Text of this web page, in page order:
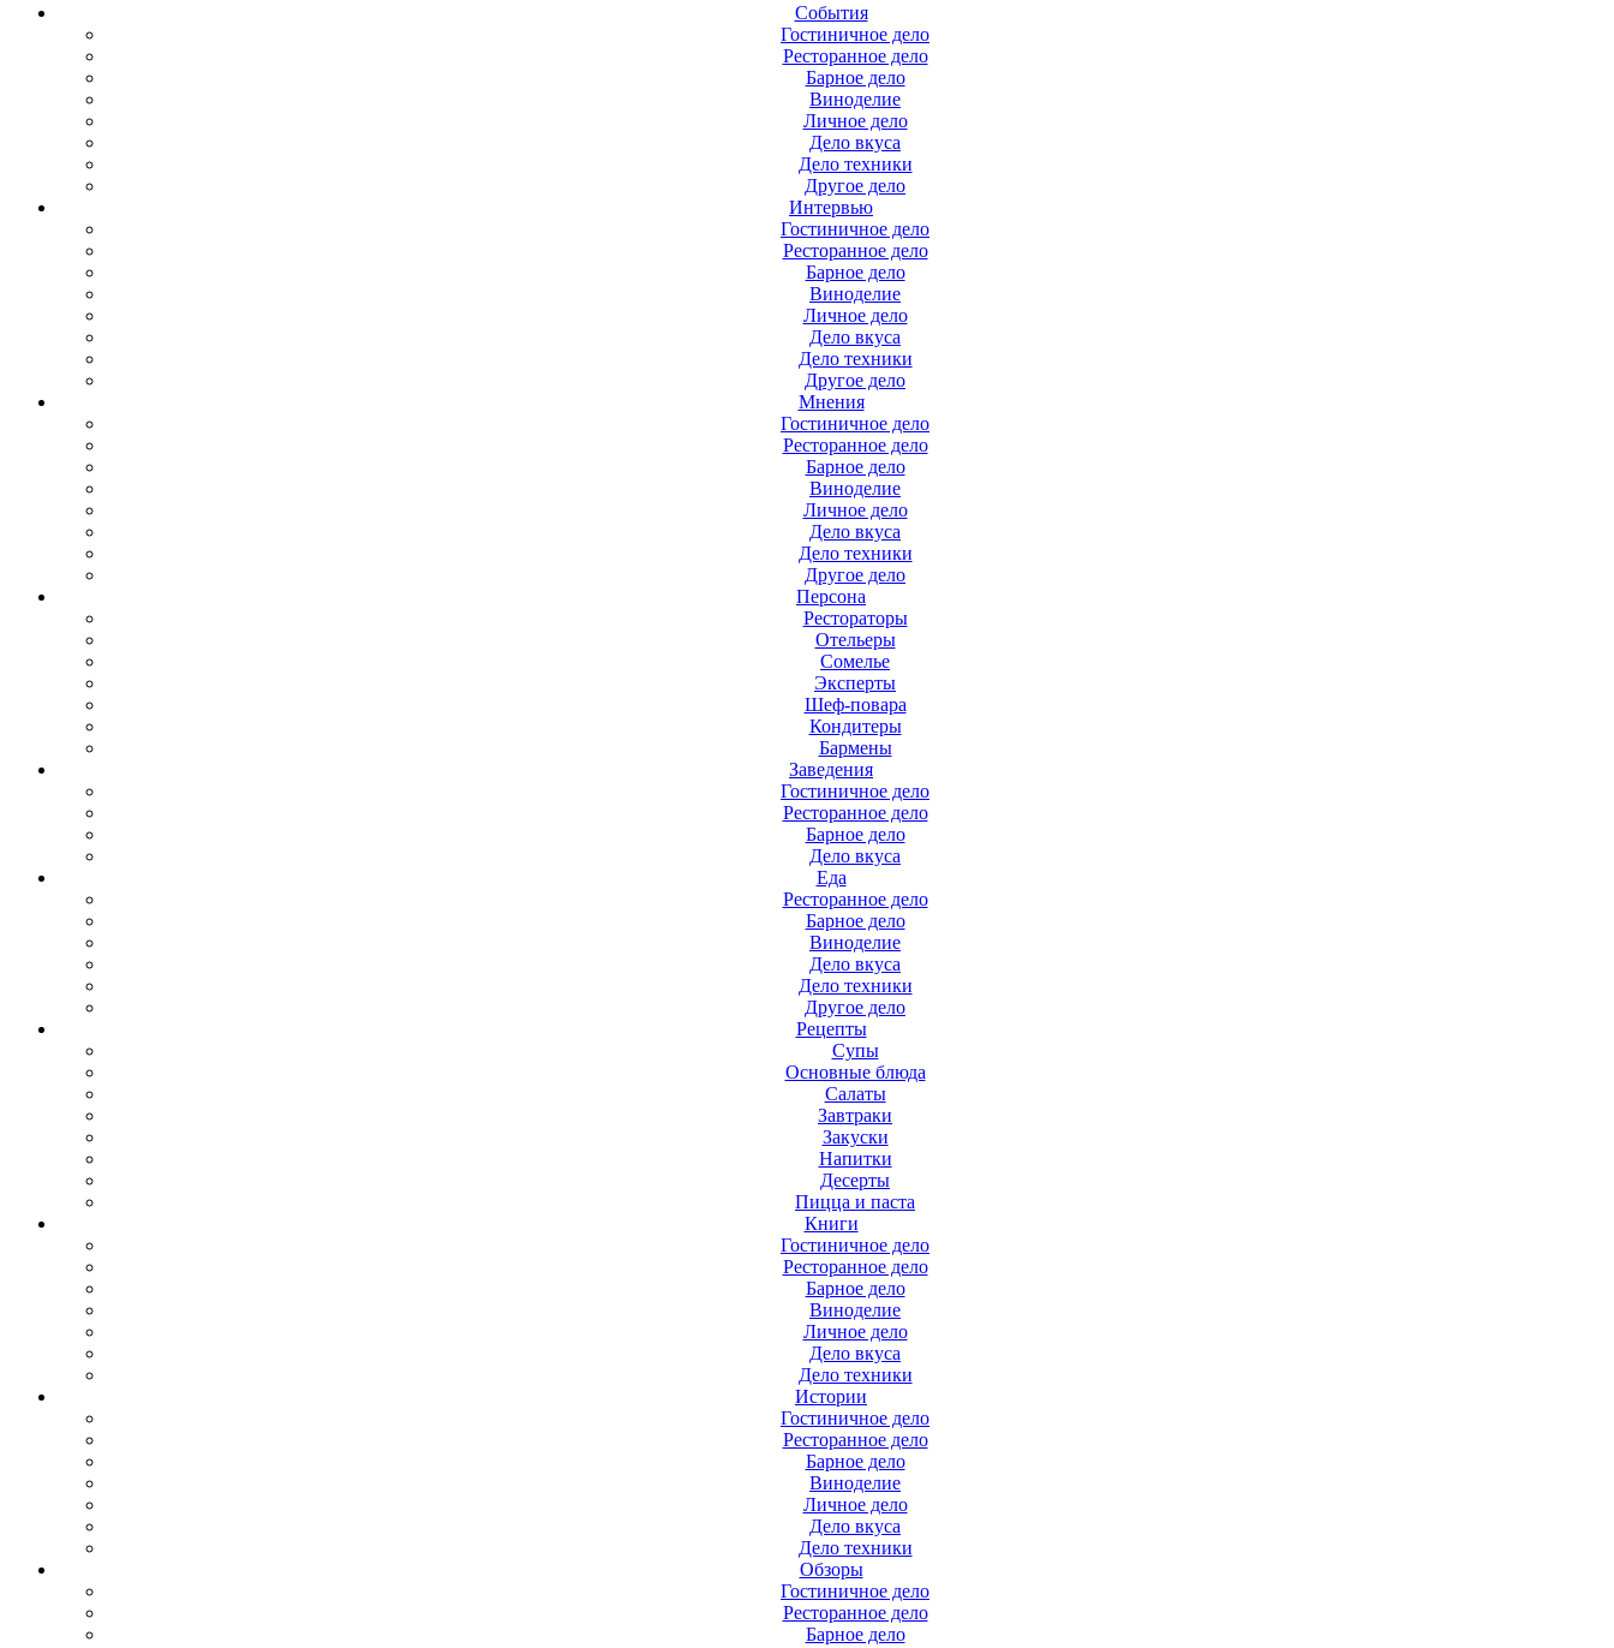
События
Гостиничное дело
Ресторанное дело
Барное дело
Виноделие
Личное дело
Дело вкуса
Дело техники
Другое дело
Интервью
Гостиничное дело
Ресторанное дело
Барное дело
Виноделие
Личное дело
Дело вкуса
Дело техники
Другое дело
Мнения
Гостиничное дело
Ресторанное дело
Барное дело
Виноделие
Личное дело
Дело вкуса
Дело техники
Другое дело
Персона
Рестораторы
Отельеры
Сомелье
Эксперты
Шеф-повара
Кондитеры
Бармены
Заведения
Гостиничное дело
Ресторанное дело
Барное дело
Дело вкуса
Еда
Ресторанное дело
Барное дело
Виноделие
Дело вкуса
Дело техники
Другое дело
Рецепты
Супы
Основные блюда
Салаты
Завтраки
Закуски
Напитки
Десерты
Пицца и паста
Книги
Гостиничное дело
Ресторанное дело
Барное дело
Виноделие
Личное дело
Дело вкуса
Дело техники
Истории
Гостиничное дело
Ресторанное дело
Барное дело
Виноделие
Личное дело
Дело вкуса
Дело техники
Обзоры
Гостиничное дело
Ресторанное дело
Барное дело